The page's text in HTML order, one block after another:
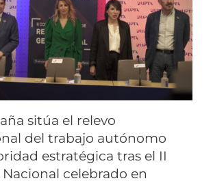
sitúa el relevo
del trabajo autónomo
estratégica tras el II
celebrado en